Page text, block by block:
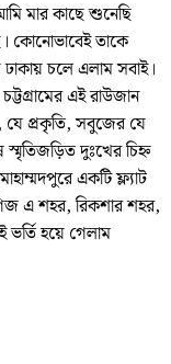
মার কাছে শুনেছি
কোনোভাবেই তাকে
ঢাকায় চলে এলাম সবাই।
এই রাউজান
, যে প্রকৃতি, সবুজের যে
স্মৃতিজড়িত দুঃখের চিহ্ন
একটি ফ্ল্যাট
এ শহর, রিকশার শহর,
হয়ে গেলাম